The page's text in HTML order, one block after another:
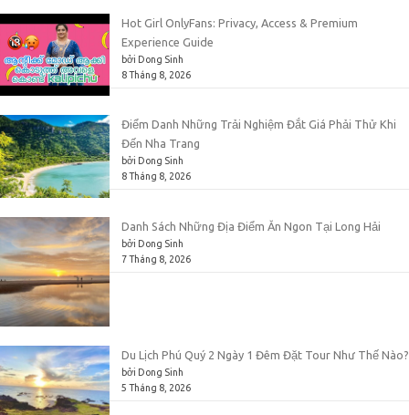
Hot Girl OnlyFans: Privacy, Access & Premium
Experience Guide
bởi Dong Sinh
8 Tháng 8, 2026
Điểm Danh Những Trải Nghiệm Đắt Giá Phải Thử Khi
Đến Nha Trang
bởi Dong Sinh
8 Tháng 8, 2026
Danh Sách Những Địa Điểm Ăn Ngon Tại Long Hải
bởi Dong Sinh
7 Tháng 8, 2026
Du Lịch Phú Quý 2 Ngày 1 Đêm Đặt Tour Như Thế Nào?
bởi Dong Sinh
5 Tháng 8, 2026